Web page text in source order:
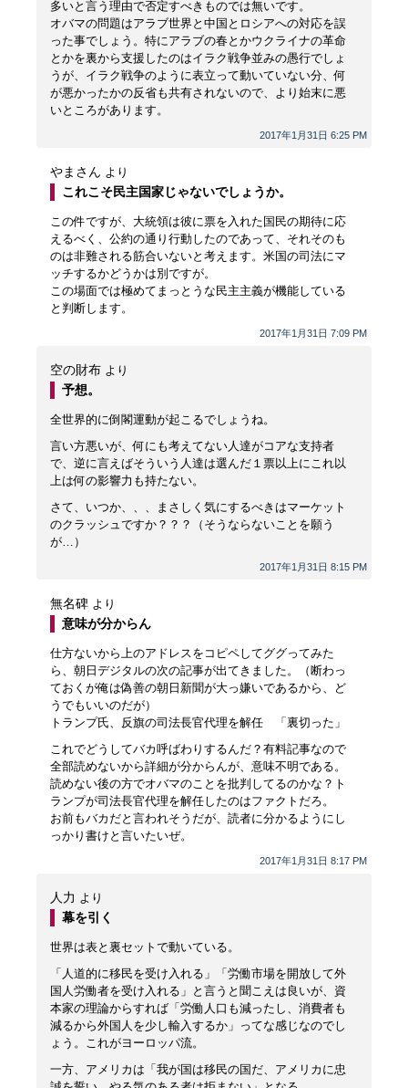
2017年1月31日 6:25 PM
多いと言う理由で否定すべきものでは無いです。
オバマの問題はアラブ世界と中国とロシアへの対応を誤
った事でしょう。特にアラブの春とかウクライナの革命
とかを裏から支援したのはイラク戦争並みの愚行でしょ
うが、イラク戦争のように表立って動いていない分、何
が悪かったかの反省も共有されないので、より始末に悪
いところがあります。
やまさん より
2017年1月31日 7:09 PM
これこそ民主国家じゃないでしょうか。
この件ですが、大統領は彼に票を入れた国民の期待に応
えるべく、公約の通り行動したのであって、それそのも
のは非難される筋合いないと考えます。米国の司法にマ
ッチするかどうかは別ですが。
この場面では極めてまっとうな民主主義が機能している
と判断します。
空の財布 より
2017年1月31日 8:15 PM
予想。
全世界的に倒閣運動が起こるでしょうね。
言い方悪いが、何にも考えてない人達がコアな支持者
で、逆に言えばそういう人達は選んだ１票以上にこれ以
上は何の影響力も持たない。
さて、いつか、、、まさしく気にするべきはマーケット
のクラッシュですか？？？（そうならないことを願う
が…）
無名碑 より
2017年1月31日 8:17 PM
意味が分からん
仕方ないから上のアドレスをコピペしてググってみた
ら、朝日デジタルの次の記事が出てきました。（断わっ
ておくが俺は偽善の朝日新聞が大っ嫌いであるから、ど
うでもいいのだが）
トランプ氏、反旗の司法長官代理を解任 「裏切った」
これでどうしてバカ呼ばわりするんだ？有料記事なので
全部読めないから詳細が分からんが、意味不明である。
読めない後の方でオバマのことを批判してるのかな？ト
ランプが司法長官代理を解任したのはファクトだろ。
お前もバカだと言われそうだが、読者に分かるようにし
っかり書けと言いたいぜ。
人力 より
幕を引く
世界は表と裏セットで動いている。
「人道的に移民を受け入れる」「労働市場を開放して外
国人労働者を受け入れる」と言うと聞こえは良いが、資
本家の理論からすれば「労働人口も減ったし、消費者も
減るから外国人を少し輸入するか」ってな感じなのでし
ょう。これがヨーロッパ流。
一方、アメリカは「我が国は移民の国だ、アメリカに忠